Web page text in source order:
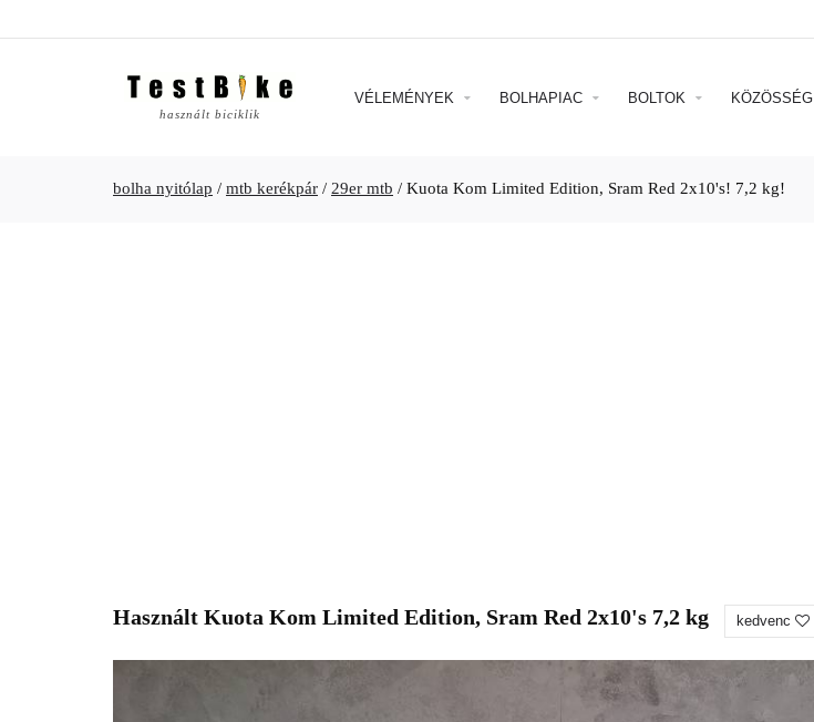
használt biciklik
VÉLEMÉNYEK BOLHAPIAC BOLTOK KÖZÖSSÉG
bolha nyitólap / mtb kerékpár / 29er mtb / Kuota Kom Limited Edition, Sram Red 2x10's! 7,2 kg!
Használt Kuota Kom Limited Edition, Sram Red 2x10's 7,2 kg kedvenc